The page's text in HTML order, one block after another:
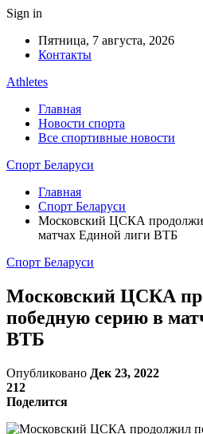
Sign in
Пятница, 7 августа, 2026
Контакты
Athletes
Главная
Новости спорта
Все спортивные новости
Спорт Беларуси
Главная
Спорт Беларуси
Московский ЦСКА
матчах Единой лиги ВТБ
Спорт Беларуси
Московский ЦСКА
победную серию в
ВТБ
Опубликовано Дек 23, 2022
212
Поделится